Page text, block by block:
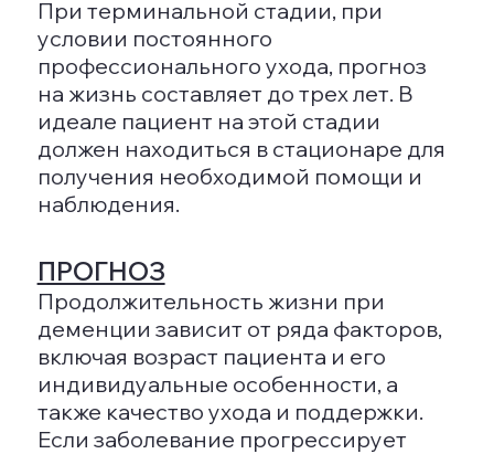
становится ключевым дополнением к
основному лечению, и требуется как
самому пациенту, так и его близким.
ТЕРАПИЯ ДЕМЕНЦИИ
Лечение включает медикаментозные
препараты и психотерапевтическую
поддержку. Лекарственные средства
необходимы для поддержания
здоровья клеток мозга, а
социальной адаптации пациентов.
Поскольку причины деменции могут
быть связаны с различными
психопатиями, основой терапии
является коррекция причин,
приводящих к расстройству.
Медикаменты могут замедлить
дегенеративные процессы и
улучшить качество жизни.